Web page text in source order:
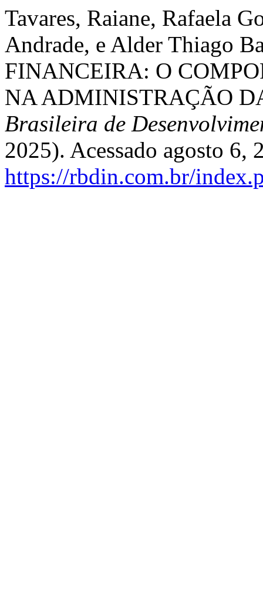
Tavares, Raiane, Rafaela
Andrade, e Alder Thiago
FINANCEIRA: O
NA ADMINISTRAÇÃO
Brasileira de
2025). Acessado agosto 6,
https://rbdin.com.br/